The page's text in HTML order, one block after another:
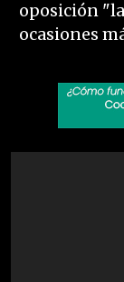
oposición
ocasiones